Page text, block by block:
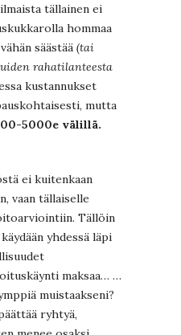
tällainen ei
hommaa
säästää (tai
rahatilanteesta
kustannukset
mutta
5000e välillä.
ei kuitenkaan
vaan tällaiselle
Tällöin
yhdessä läpi
maksaa… …
muistaakseni?
ryhtyä,